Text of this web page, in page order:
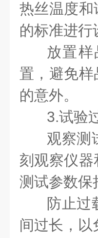
热丝温度
的标准进行
放置
置，避免
的意外。
3.试验
观察测
刻观察仪
测试参数保
防止过
间过长，